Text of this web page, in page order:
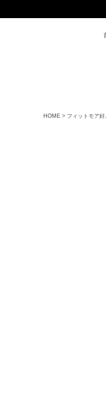
HOME フィットモア